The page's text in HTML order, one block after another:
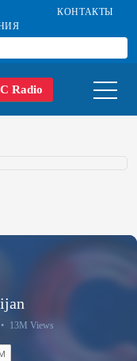
КОНТАКТЫ
Radio
• 13M Views